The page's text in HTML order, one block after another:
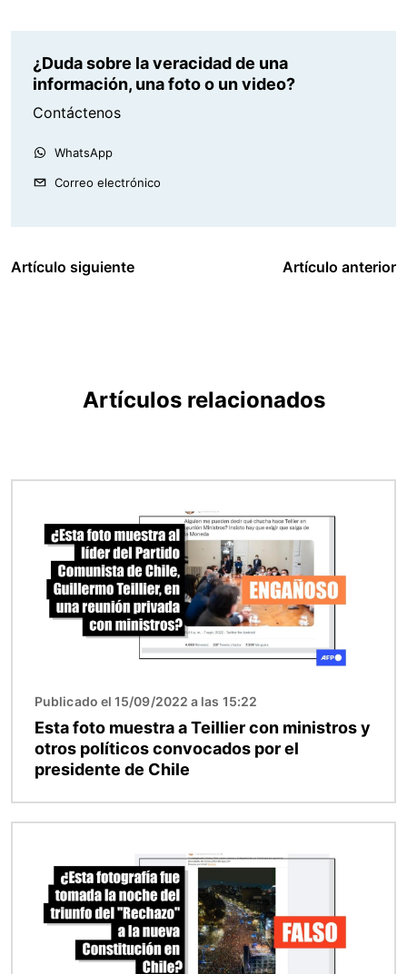
¿Duda sobre la veracidad de una
información, una foto o un video?
Contáctenos
WhatsApp
Correo electrónico
Artículo siguiente Artículo anterior
Artículos relacionados
Publicado el 15/09/2022 a las 15:22
Esta foto muestra a Teillier con ministros y
otros políticos convocados por el
presidente de Chile